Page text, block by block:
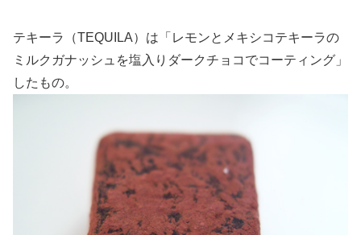
テキーラ（TEQUILA）は「レモンとメキシコテキーラの
ミルクガナッシュを塩入りダークチョコでコーティング」
したもの。